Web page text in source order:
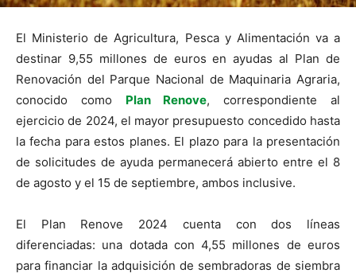
El Ministerio de Agricultura, Pesca y Alimentación va a
destinar 9,55 millones de euros en ayudas al Plan de
Renovación del Parque Nacional de Maquinaria Agraria,
conocido como Plan Renove, correspondiente al
ejercicio de 2024, el mayor presupuesto concedido hasta
la fecha para estos planes. El plazo para la presentación
de solicitudes de ayuda permanecerá abierto entre el 8
de agosto y el 15 de septiembre, ambos inclusive.
El Plan Renove 2024 cuenta con dos líneas
diferenciadas: una dotada con 4,55 millones de euros
para financiar la adquisición de sembradoras de siembra